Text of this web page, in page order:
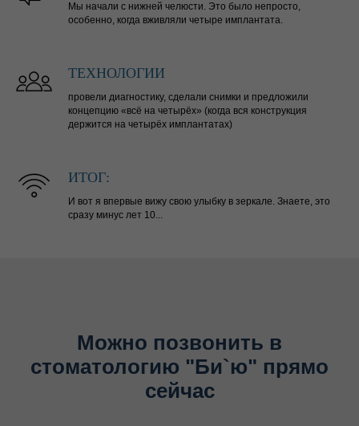
Мы начали с нижней челюсти. Это было непросто,
особенно, когда вживляли четыре имплантата.
ТЕХНОЛОГИИ
провели диагностику, сделали снимки и предложили
концепцию «всё на четырёх» (когда вся конструкция
держится на четырёх имплантатах)
ИТОГ:
И вот я впервые вижу свою улыбку в зеркале. Знаете, это
сразу минус лет 10...
Можно позвонить в
стоматологию "Би`ю" прямо
сейчас